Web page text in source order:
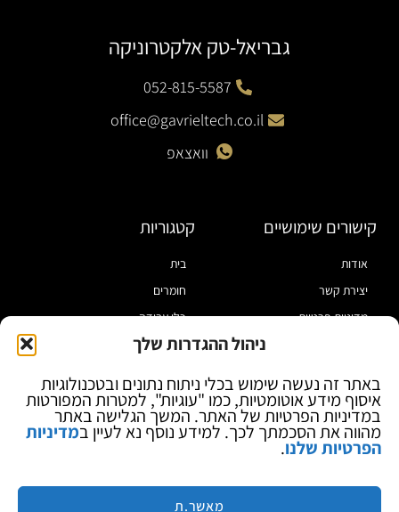
ניהול ההגדרות שלך
באתר זה נעשה שימוש בכלי ניתוח נתונים ובטכנולוגיות
איסוף מידע אוטומטיות, כמו "עוגיות", למטרות המפורטות
במדיניות הפרטיות של האתר. המשך הגלישה באתר
מהווה את הסכמתך לכך. למידע נוסף נא לעיין במדיניות
הפרטיות שלנו.
מאשר.ת
גבריאל-טק אלקטרוניקה
052-815-5587
office@gavrieltech.co.il
וואצאפ
קישורים שימושיים
אודות
יצירת קשר
מדיניות פרטיות
בלוג
קטגוריות
בית
חומרים
כלי עבודה
מוצרי הלחמה
ספקי כח ומודדים
ציוד אופטי להגדלה
מותגים